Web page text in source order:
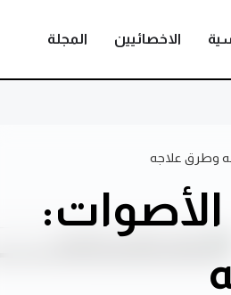
الاخصائيين المجلة
وطرق علاجه